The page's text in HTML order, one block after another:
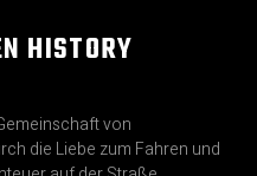
HISTORY
von
die Liebe zum Fahren und